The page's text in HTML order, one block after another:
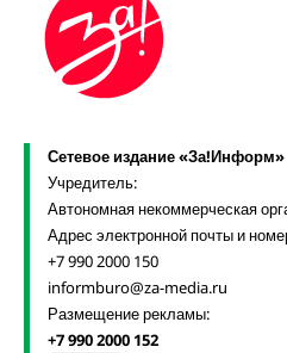
Сетевое издание «За!Информ»
Учредитель:
Автономная некоммерческая
Адрес электронной почты и
+7 990 2000 150
informburo@za-media.ru
Размещение рекламы:
+7 990 2000 152